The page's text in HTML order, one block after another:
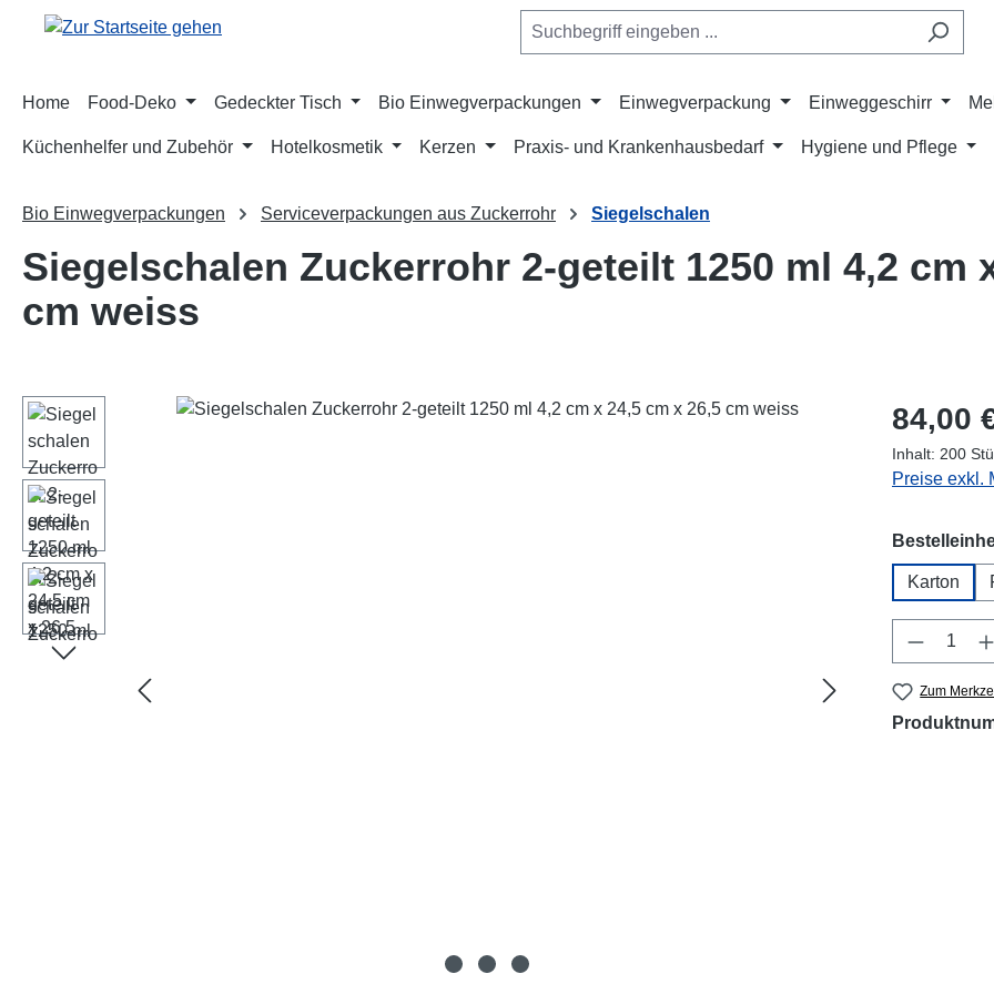
Hauptinhalt springen
Zur Suche springen
Zur Hauptnavigation springen
Home Food-Deko Gedeckter Tisch Bio Einwegverpackungen Einwegverpackung Einweggeschirr
Küchenhelfer und Zubehör Hotelkosmetik Kerzen Praxis- und Krankenhausbedarf Hygiene und Pflege
Bio Einwegverpackungen Serviceverpackungen aus Zuckerrohr Siegelschalen
Siegelschalen Zuckerrohr 2-geteilt 1250 ml 4,2 cm
cm weiss
Bildergalerie überspringen Regulärer
84,00
Inhalt: 200
Preise exkl.
Karton
Zum